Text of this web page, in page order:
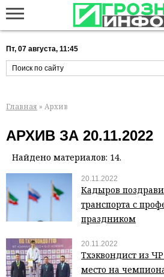
Пт, 07 августа, 11:45
Главная » Архив
АРХИВ ЗА 20.11.2022
Найдено материалов: 14.
20.11.2022
Кадыров
транспорта с
праздником
20.11.2022
Тхэквондист из
место на